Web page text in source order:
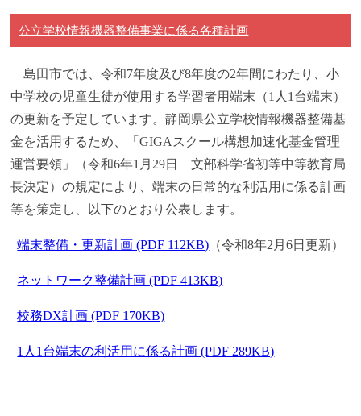
公立学校情報機器整備事業に係る各種計画
島田市では、令和7年度及び8年度の2年間にわたり、小
中学校の児童生徒が使用する学習者用端末（1人1台端末）
の更新を予定しています。静岡県公立学校情報機器整備基
金を活用するため、「GIGAスクール構想加速化基金管理
運営要領」（令和6年1月29日 文部科学省初等中等教育局
長決定）の規定により、端末の日常的な利活用に係る計画
等を策定し、以下のとおり公表します。
端末整備・更新計画 (PDF 112KB) （令和8年2月6日更新）
ネットワーク整備計画 (PDF 413KB)
校務DX計画 (PDF 170KB)
1人1台端末の利活用に係る計画 (PDF 289KB)